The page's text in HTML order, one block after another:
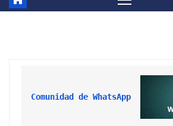
Comunidad de WhatsApp